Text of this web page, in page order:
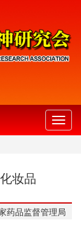
切
换
妆品
药品监督管理局